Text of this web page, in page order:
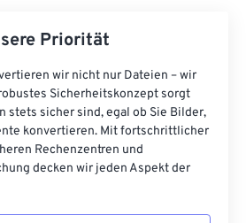
Priorität
wir nicht nur Dateien – wir
Sicherheitskonzept sorgt
stets sicher sind, egal ob Sie Bilder,
konvertieren. Mit fortschrittlicher
Rechenzentren und
decken wir jeden Aspekt der